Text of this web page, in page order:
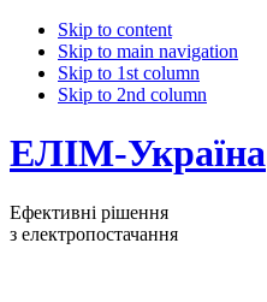
Skip to content
Skip to main navigation
Skip to 1st column
Skip to 2nd column
ЕЛІМ-Україна
Ефективні рішення
з електропостачання